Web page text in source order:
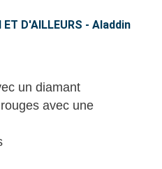
D'AILLEURS - Aladdin
un diamant
avec une